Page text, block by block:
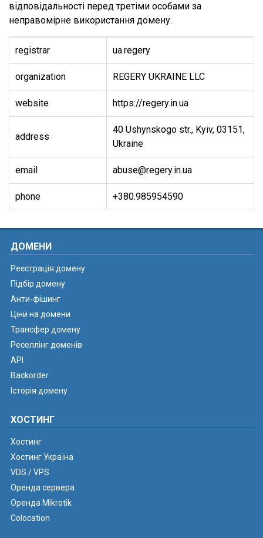
відповідальності перед третіми особами за
неправомірне використання домену.
registrar ua.regery
organization REGERY UKRAINE LLC
website https://regery.in.ua
address
40 Ushynskogo str., Kyiv, 03151,
Ukraine
email abuse@regery.in.ua
phone +380.985954590
ДОМЕНИ
Реєстрація домену
Підбір домену
Анти-фішинг
Ціни на домени
Трансфер домену
Реселлінг доменів
API
Backorder
Історія домену
ХОСТИНГ
Хостинг
Хостинг Україна
VDS / VPS
Оренда сервера
Оренда Mikrotik
Colocation